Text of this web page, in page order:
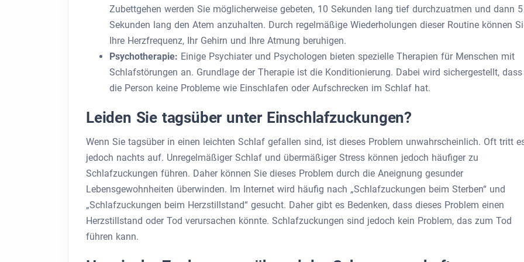
Zubettgehen werden Sie möglicherweise gebeten, 10 Sekunden lang tief durchzuatmen und dann 5
Sekunden lang den Atem anzuhalten. Durch regelmäßige Wiederholungen dieser Routine können
Ihre Herzfrequenz, Ihr Gehirn und Ihre Atmung beruhigen.
Psychotherapie: Einige Psychiater und Psychologen bieten spezielle Therapien für Menschen mit
Schlafstörungen an. Grundlage der Therapie ist die Konditionierung. Dabei wird sichergestellt, dass
die Person keine Probleme wie Einschlafen oder Aufschrecken im Schlaf hat.
Leiden Sie tagsüber unter Einschlafzuckungen?
Wenn Sie tagsüber in einen leichten Schlaf gefallen sind, ist dieses Problem unwahrscheinlich. Oft tritt
jedoch nachts auf. Unregelmäßiger Schlaf und übermäßiger Stress können jedoch häufiger zu
Schlafzuckungen führen. Daher können Sie dieses Problem durch die Aneignung gesunder
Lebensgewohnheiten überwinden. Im Internet wird häufig nach „Schlafzuckungen beim Sterben“ und
„Schlafzuckungen beim Herzstillstand“ gesucht. Daher gibt es Bedenken, dass dieses Problem einen
Herzstillstand oder Tod verursachen könnte. Schlafzuckungen sind jedoch kein Problem, das zum Tod
führen kann.